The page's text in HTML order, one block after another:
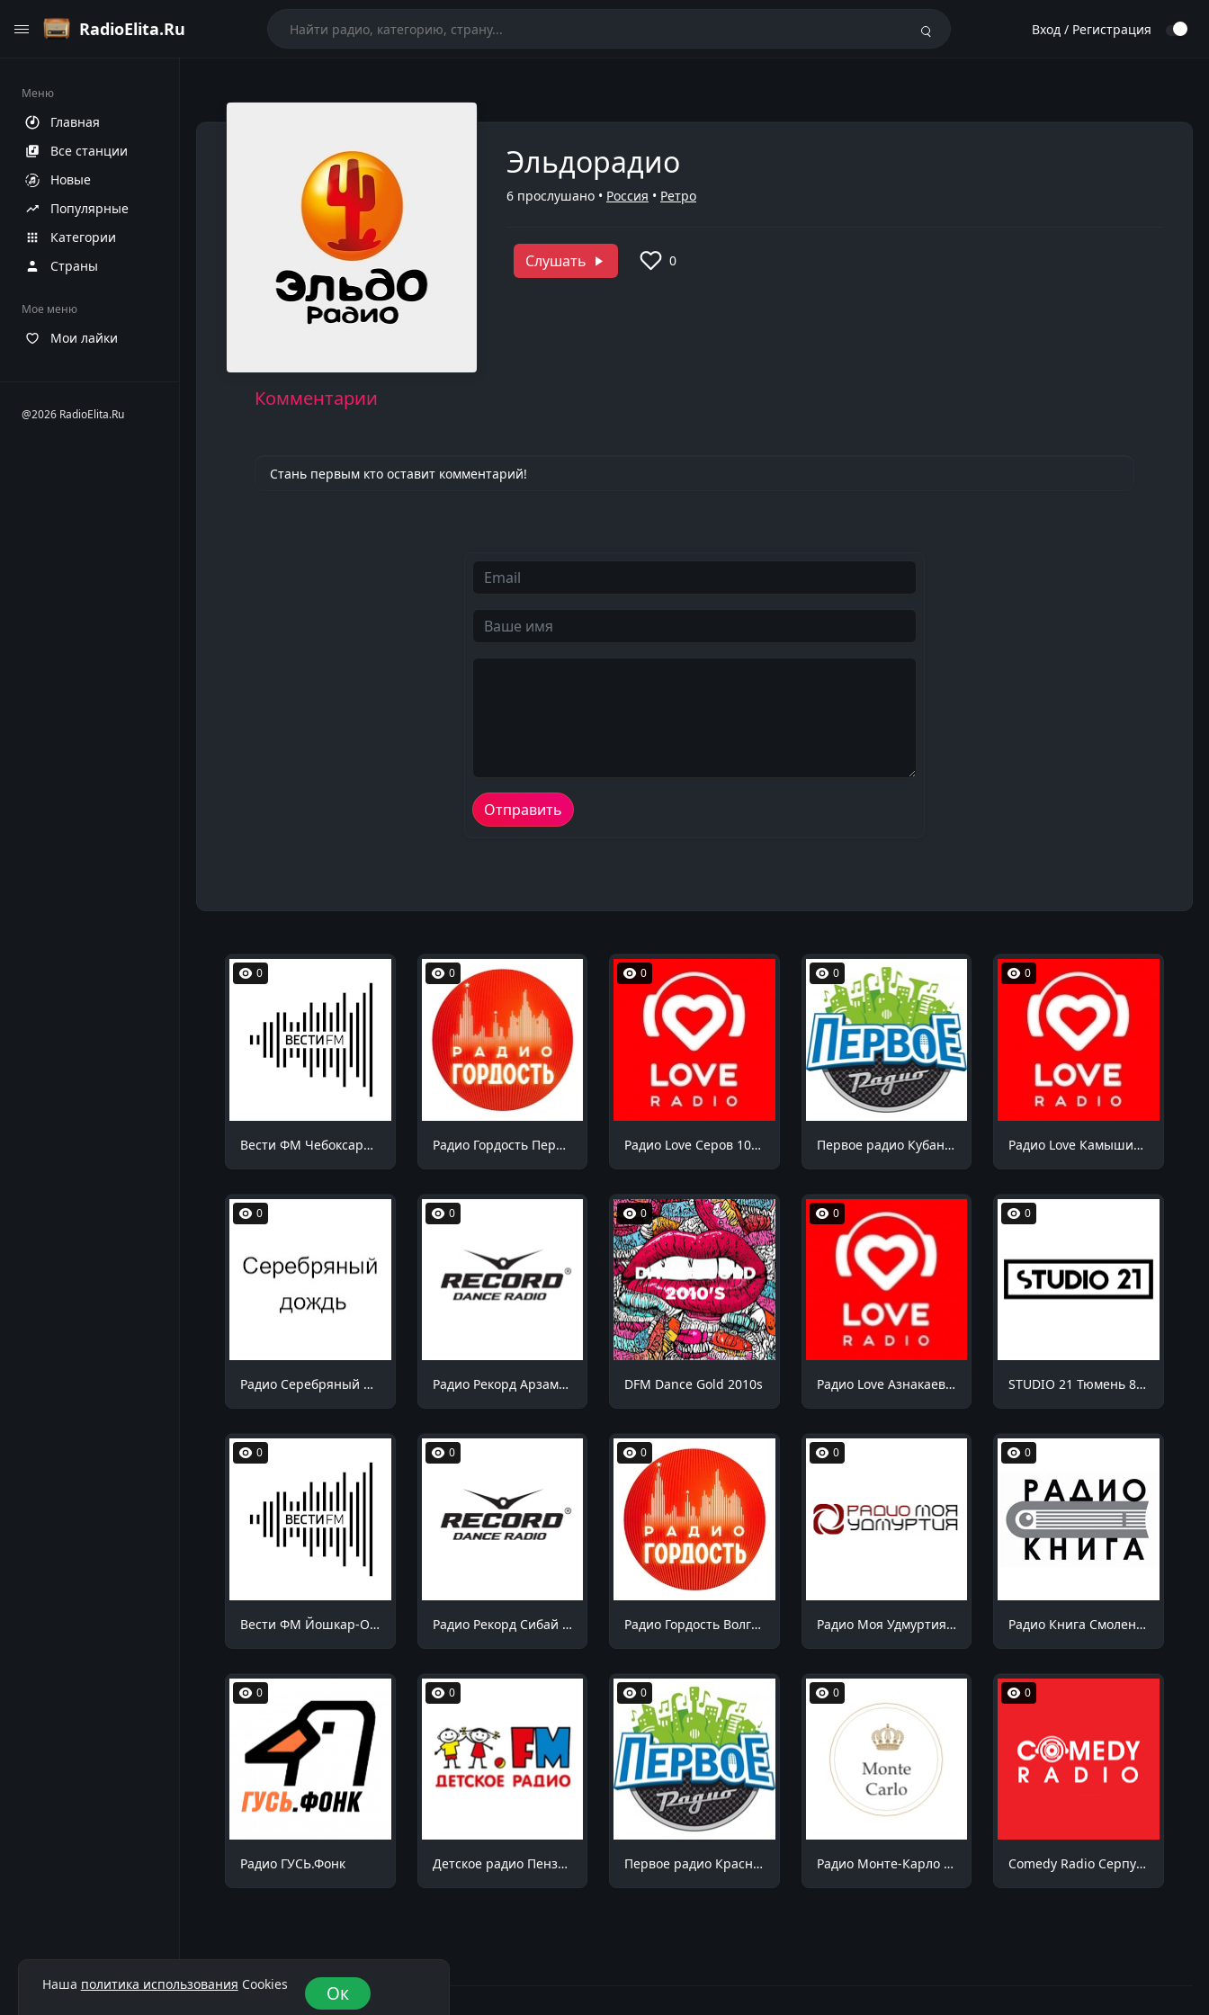
RadioElita.Ru Вход / Регистрация
Меню
Главная
Все станции
Новые
Популярные
Категории
Страны
Мое меню
Мои лайки
@2026 RadioElita.Ru
Эльдорадио
6 прослушано • Россия • Ретро
Слушать 0
Комментарии
Стань первым кто оставит комментарий!
0
Вести ФМ Чебоксары 98.5 FM
0
Радио Гордость Пермь 105.6 FM
0
Радио Love Серов 103.7 FM
0
Первое радио Кубани Октябрьский 94.9 FM
0
Радио Love Камышин 105.7 FM
0
Радио Серебряный дождь Саратов 104.8 FM
0
Радио Рекорд Арзамас 91.2 FM
0
DFM Dance Gold 2010s
0
Радио Love Азнакаево 98.8 FM
0
STUDIO 21 Тюмень 87.9 FM
0
Вести ФМ Йошкар-Ола 90.9 FM
0
Радио Рекорд Сибай 100.7 FM
0
Радио Гордость Волгоград 106.4 FM
0
Радио Моя Удмуртия Воткинск 99.1 FM
0
Радио Книга Смоленск 90.5 FM
0
Радио ГУСЬ.Фонк
0
Детское радио Пенза 99.1 FM
0
Первое радио Краснодар 102.7 FM
0
Радио Монте-Карло Геленджик 88.4 FM
0
Comedy Radio Серпухов 99.0 FM
Наша политика использования Cookies Ок